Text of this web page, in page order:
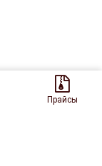
Прайсы